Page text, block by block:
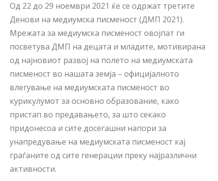
Од 22 до 29 ноември 2021 ќе се одржат третите
Денови на медиумска писменост (ДМП 2021).
Мрежата за медиумска писменост овојпат ги
посветува ДМП на децата и младите, мотивирана
од најновиот развој на полето на медиумската
писменост во нашата земја – официјалното
влегување на медиумската писменост во
курикулумот за основно образование, како
пристап во предавањето, за што секако
придонесоа и сите досегашни напори за
унапредување на медиумската писменост кај
граѓаните од сите генерации преку најразлични
активности.